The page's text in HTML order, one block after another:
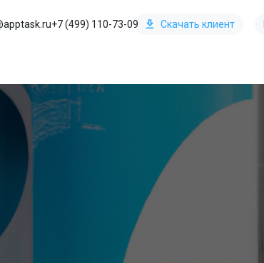
+7 (499) 110-73-09 Скачать клиент